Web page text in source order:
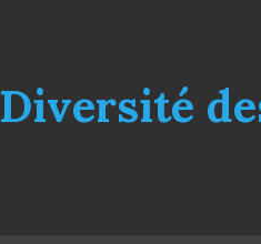
Diversité